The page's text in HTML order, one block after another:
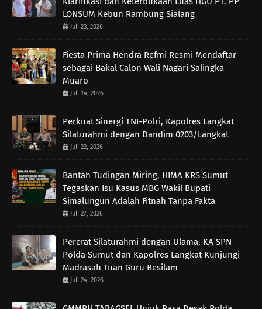
LONSUM Kebun Rambung Sialang
Juli 23, 2026
Fiesta Prima Hendra Refmi Resmi Mendaftar
sebagai Bakal Calon Wali Nagari Salingka
Muaro
Juli 14, 2026
Perkuat Sinergi TNI-Polri, Kapolres Langkat
Silaturahmi dengan Dandim 0203/Langkat
Juli 22, 2026
Bantah Tudingan Miring, HIMA KRS Sumut
Tegaskan Isu Kasus MBG Wakil Bupati
Simalungun Adalah Fitnah Tanpa Fakta
Juli 27, 2026
Pererat Silaturahmi dengan Ulama, KA SPN
Polda Sumut dan Kapolres Langkat Kunjungi
Madrasah Tuan Guru Besilam
Juli 24, 2026